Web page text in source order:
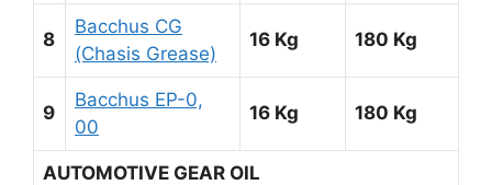
8
Bacchus CG
(Chasis Grease)
16 Kg 180 Kg
9
Bacchus EP-0,
00
16 Kg 180 Kg
AUTOMOTIVE GEAR OIL